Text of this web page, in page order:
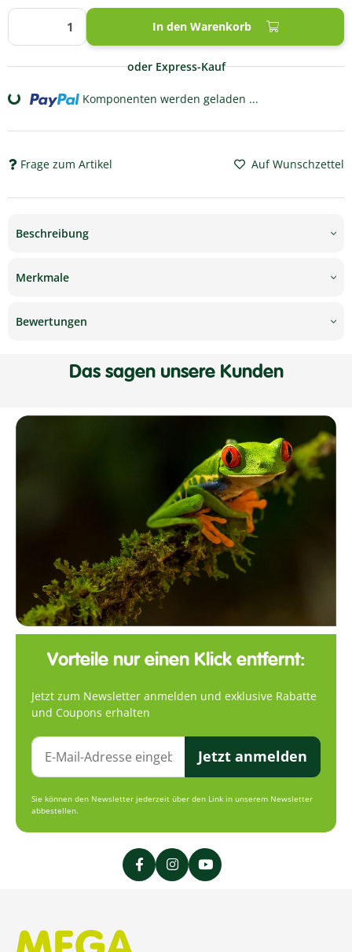
In den Warenkorb
oder Express-Kauf
Loading... Komponenten werden geladen ...
Frage zum Artikel Auf Wunschzettel
Beschreibung
Merkmale
Bewertungen
Das sagen unsere Kunden
Vorteile nur einen Klick entfernt:
Jetzt zum Newsletter anmelden und exklusive Rabatte
und Coupons erhalten
Jetzt anmelden
Sie können den Newsletter jederzeit über den Link in unserem Newsletter
abbestellen.